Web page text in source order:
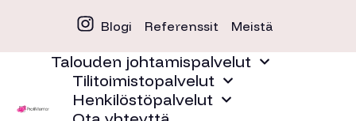
Blogi Referenssit Meistä
Talouden johtamispalvelut
Tilitoimistopalvelut
Henkilöstöpalvelut